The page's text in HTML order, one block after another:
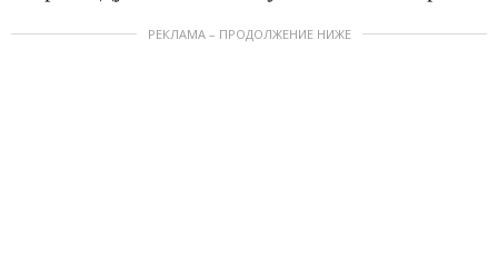
РЕКЛАМА – ПРОДОЛЖЕНИЕ НИЖЕ